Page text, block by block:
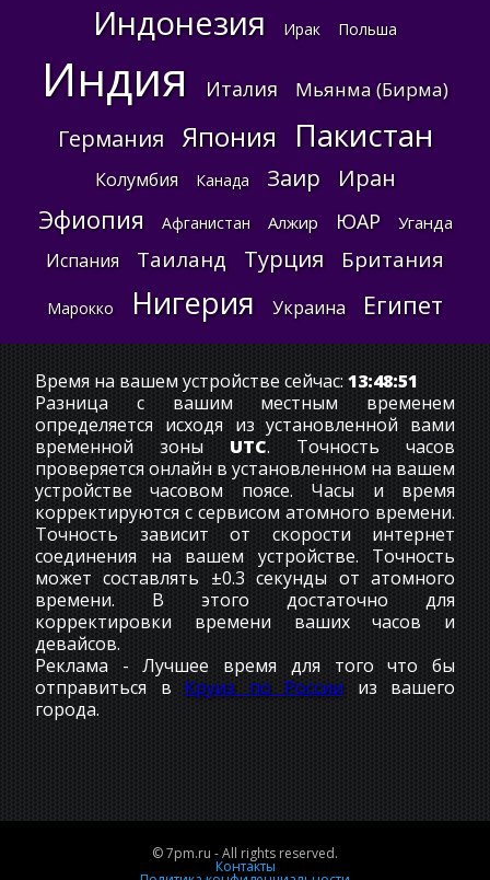
Индонезия Ирак Польша
Индия Италия Мьянма (Бирма)
Германия Япония Пакистан
Колумбия Канада Заир Иран
Эфиопия Афганистан Алжир ЮАР Уганда
Испания Таиланд Турция Британия
Марокко Нигерия Украина Египет
Время на вашем устройстве сейчас: 13:48:51
Разница с вашим местным временем
определяется исходя из установленной вами
временной зоны UTC. Точность часов
проверяется онлайн в установленном на вашем
устройстве часовом поясе. Часы и время
корректируются с сервисом атомного времени.
Точность зависит от скорости интернет
соединения на вашем устройстве. Точность
может составлять ±0.3 секунды от атомного
времени. В этого достаточно для
корректировки времени ваших часов и
девайсов.
Реклама - Лучшее время для того что бы
отправиться в Круиз по России из вашего
города.
© 7pm.ru - All rights reserved.
Контакты